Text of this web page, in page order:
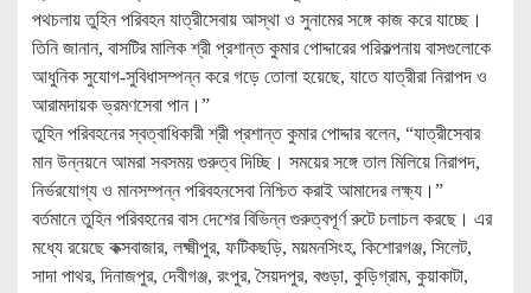
পথচলায় তুহিন পরিবহন যাত্রীসেবায় আস্থা ও সুনামের সঙ্গে কাজ করে যাচ্ছে।
তিনি জানান, বাসটির মালিক শ্রী প্রশান্ত কুমার পোদ্দারের পরিকল্পনায় বাসগুলোকে
আধুনিক সুযোগ-সুবিধাসম্পন্ন করে গড়ে তোলা হয়েছে, যাতে যাত্রীরা নিরাপদ ও
আরামদায়ক ভ্রমণসেবা পান।”
তুহিন পরিবহনের স্বত্বাধিকারী শ্রী প্রশান্ত কুমার পোদ্দার বলেন, “যাত্রীসেবার
মান উন্নয়নে আমরা সবসময় গুরুত্ব দিচ্ছি। সময়ের সঙ্গে তাল মিলিয়ে নিরাপদ,
নির্ভরযোগ্য ও মানসম্পন্ন পরিবহনসেবা নিশ্চিত করাই আমাদের লক্ষ্য।”
বর্তমানে তুহিন পরিবহনের বাস দেশের বিভিন্ন গুরুত্বপূর্ণ রুটে চলাচল করছে। এর
মধ্যে রয়েছে কক্সবাজার, লক্ষ্মীপুর, ফটিকছড়ি, ময়মনসিংহ, কিশোরগঞ্জ, সিলেট,
সাদা পাথর, দিনাজপুর, দেবীগঞ্জ, রংপুর, সৈয়দপুর, বগুড়া, কুড়িগ্রাম, কুয়াকাটা,